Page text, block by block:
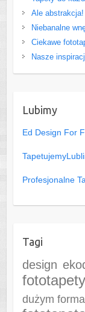
Ale abstrakcja!
Niebanalne
Ciekawe
Nasze
Lubimy
Ed Design For
Profesjonalne
Tagi
design
fototapety
dużym